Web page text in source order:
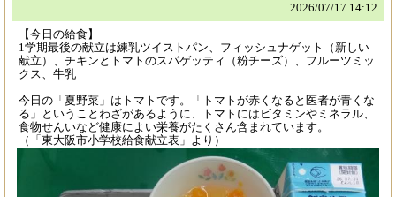
2026/07/17 14:12
【今日の給食】
1学期最後の献立は練乳ツイストパン、フィッシュナゲット（新しい
献立）、チキンとトマトのスパゲッティ（粉チーズ）、フルーツミッ
クス、牛乳
今日の「夏野菜」はトマトです。「トマトが赤くなると医者が青くな
る」ということわざがあるように、トマトにはビタミンやミネラル、
食物せんいなど健康によい栄養がたくさん含まれています。
（「東大阪市小学校給食献立表」より）